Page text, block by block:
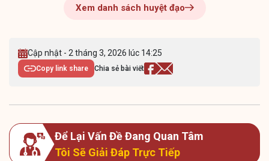
Xem danh sách huyệt đạo
Cập nhật - 2 tháng 3, 2026 lúc 14:25
Copy link share Chia sẻ bài viết
Để Lại Vấn Đề Đang Quan Tâm
Tôi Sẽ Giải Đáp Trực Tiếp